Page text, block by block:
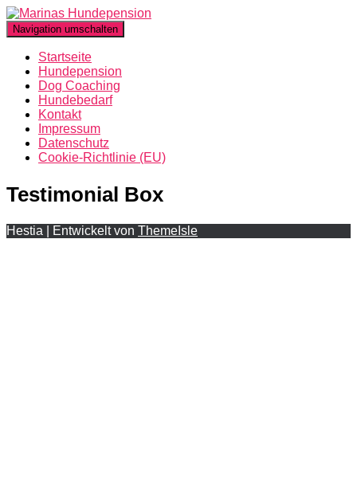
Navigation umschalten
Startseite
Hundepension
Dog Coaching
Hundebedarf
Kontakt
Impressum
Datenschutz
Cookie-Richtlinie (EU)
Testimonial Box
Hestia | Entwickelt von ThemeIsle